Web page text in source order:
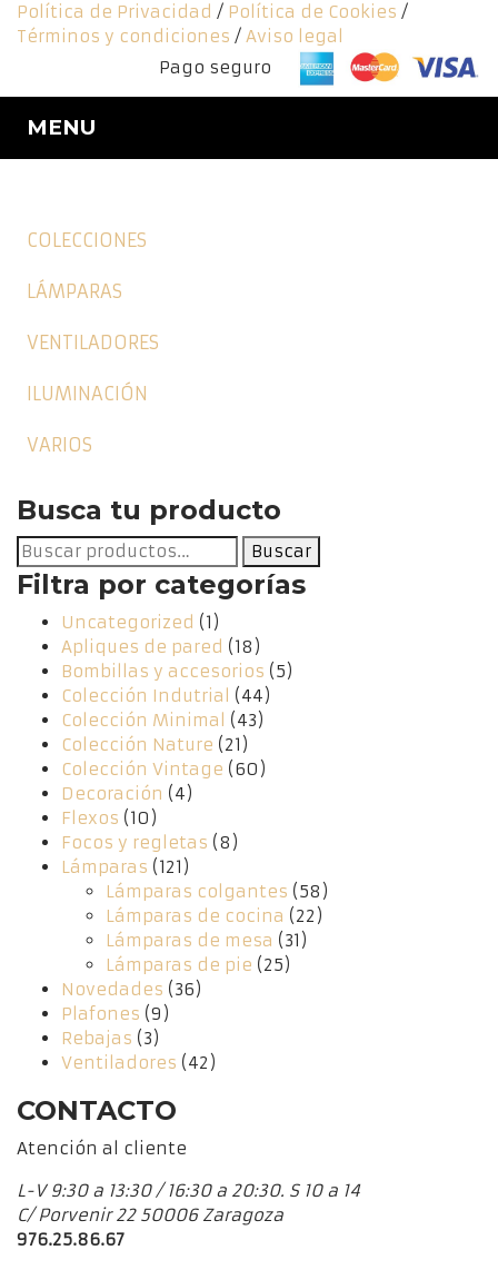
Política de Privacidad / Política de Cookies /
Términos y condiciones / Aviso legal
Pago seguro
MENU
COLECCIONES
LÁMPARAS
VENTILADORES
ILUMINACIÓN
VARIOS
Busca tu producto
Buscar
por:
Buscar
Filtra por categorías
Uncategorized (1)
Apliques de pared (18)
Bombillas y accesorios (5)
Colección Indutrial
(44)
Colección Minimal
(43)
Colección Nature (21)
Colección Vintage (60)
Decoración (4)
Flexos (10)
Focos y regletas (8)
Lámparas (121)
Lámparas colgantes (58)
Lámparas de cocina (22)
Lámparas de mesa (31)
Lámparas de pie (25)
Novedades (36)
Plafones (9)
Rebajas (3)
Ventiladores (42)
CONTACTO
Atención al cliente
L-V 9:30 a 13:30 / 16:30 a 20:30. S 10 a 14
C/ Porvenir 22 50006 Zaragoza
976.25.86.67